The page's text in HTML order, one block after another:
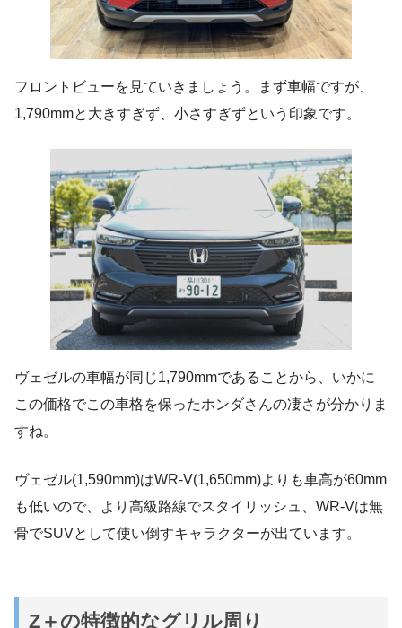
フロントビューを見ていきましょう。まず車幅ですが、
1,790mmと大きすぎず、小さすぎずという印象です。
ヴェゼルの車幅が同じ1,790mmであることから、いかに
この価格でこの車格を保ったホンダさんの凄さが分かりま
すね。
ヴェゼル(1,590mm)はWR-V(1,650mm)よりも車高が60mm
も低いので、より高級路線でスタイリッシュ、WR-Vは無
骨でSUVとして使い倒すキャラクターが出ています。
Z＋の特徴的なグリル周り